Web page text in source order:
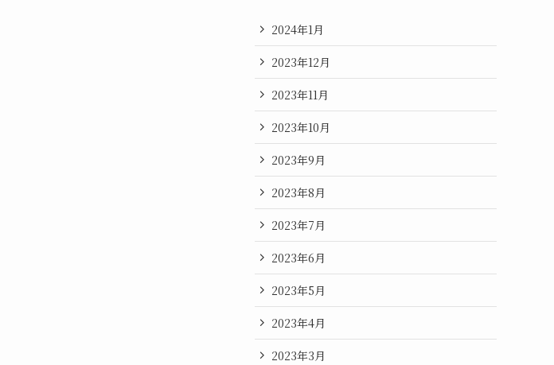
2024年1月
2023年12月
2023年11月
2023年10月
2023年9月
2023年8月
2023年7月
2023年6月
2023年5月
2023年4月
2023年3月